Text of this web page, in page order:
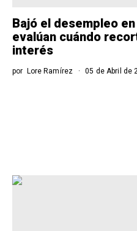
Bajó el desempleo
evalúan cuándo
interés
por Lore Ramírez 05 de Abril de